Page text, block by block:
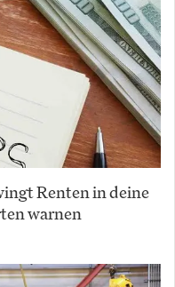
Renten in deine
warnen